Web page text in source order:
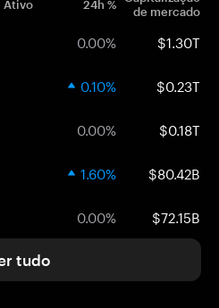
Ativo 24h %
de mercado
0.00% $1.30T
0.10% $0.23T
0.00% $0.18T
1.60% $80.42B
0.00% $72.15B
tudo